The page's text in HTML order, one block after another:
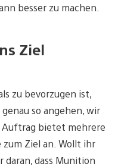
besser zu machen.
Ziel
zu bevorzugen ist,
so angehen, wir
Auftrag bietet mehrere
Ziel an. Wollt ihr
daran, dass Munition